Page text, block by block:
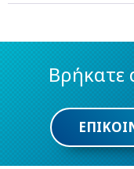
Βρήκατε